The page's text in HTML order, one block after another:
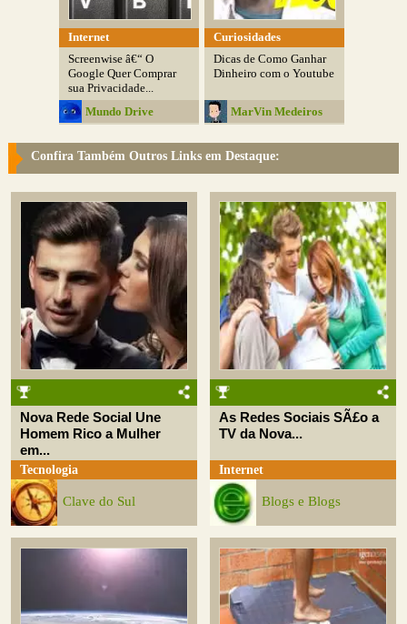
Internet
Screenwise â€“ O
Google Quer Comprar
sua Privacidade...
Mundo Drive
Curiosidades
Dicas de Como Ganhar
Dinheiro com o Youtube
MarVin Medeiros
Confira Também Outros Links em Destaque:
Nova Rede Social Une
Homem Rico a Mulher
em...
Tecnologia
Clave do Sul
As Redes Sociais SÃ£o a
TV da Nova...
Internet
Blogs e Blogs